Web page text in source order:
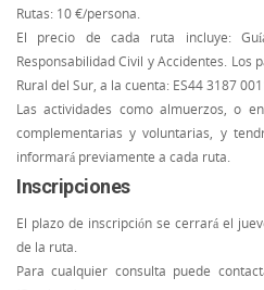
Rutas: 10 €/persona.
El precio de cada ruta incluye:
Responsabilidad Civil y Accidentes. Los
Rural del Sur, a la cuenta: ES44 3187
Las actividades como almuerzos, o
complementarias y voluntarias, y
informará previamente a cada ruta.
Inscripciones
El plazo de inscripción se cerrará el
de la ruta.
Para cualquier consulta puede